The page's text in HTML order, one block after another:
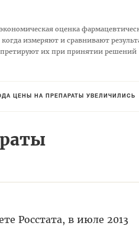
оценка
измеряют и сравнивают
их при принятии решений
ЦЕНЫ НА ПРЕПАРАТЫ УВЕЛИЧИЛИСЬ
Росстата, в июле 2013